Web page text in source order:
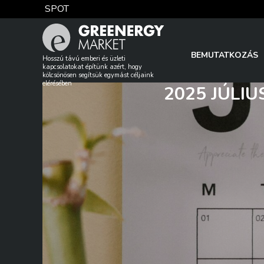
to
SPOT
TTF DA
DAX index
EUR árfolyam
Hosszú távú emberi és üzleti
kapcsolatokat építünk azért, hogy
kölcsönösen segítsük egymást céljaink
elérésében
BEMUTATKOZÁS
2025